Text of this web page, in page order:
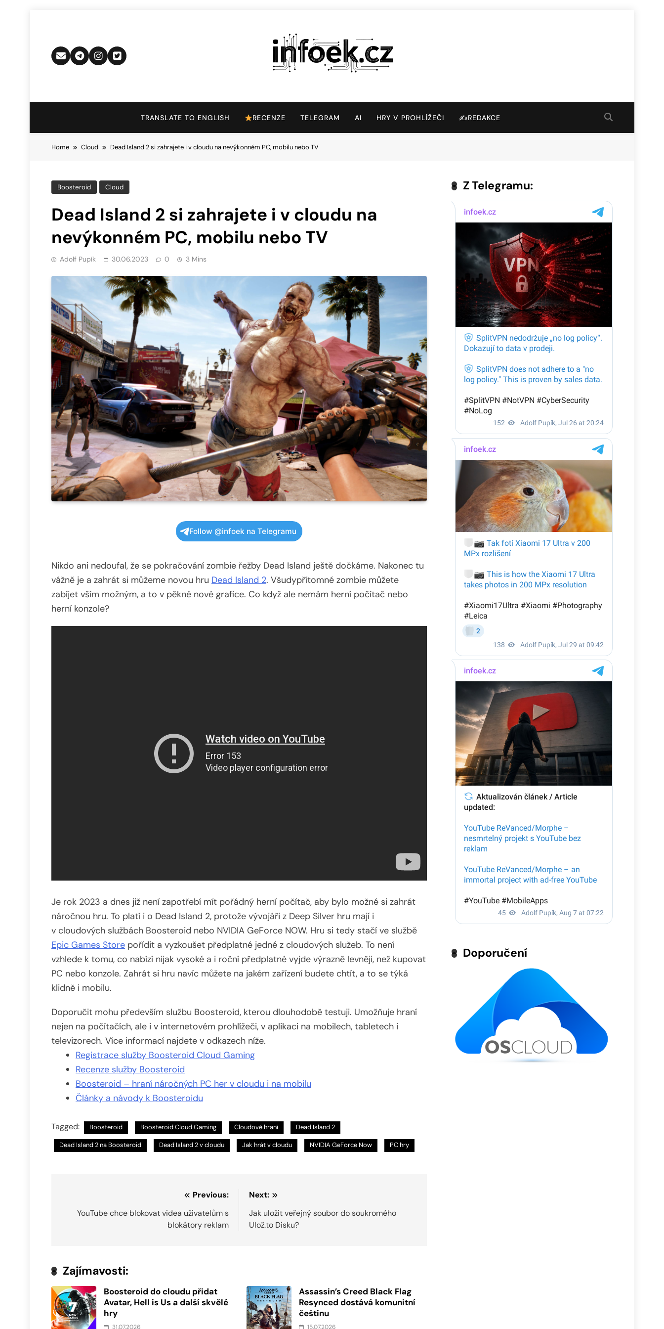
Infoek.cz
TRANSLATE TO ENGLISH RECENZE TELEGRAM AI HRY V PROHLÍŽEČI ✍️REDAKCE
Home Cloud Dead Island 2 si zahrajete i v cloudu na nevýkonném PC, mobilu nebo TV
Boosteroid Cloud
Dead Island 2 si zahrajete i v cloudu na
nevýkonném PC, mobilu nebo TV
Adolf Pupík 30.06.2023 0 3 Mins
Follow @infoek na Telegramu
Nikdo ani nedoufal, že se pokračování zombie řežby Dead Island ještě dočkáme. Nakonec tu
vážně je a zahrát si můžeme novou hru Dead Island 2. Všudypřítomné zombie můžete
zabíjet vším možným, a to v pěkné nové grafice. Co když ale nemám herní počítač nebo
herní konzole?
Je rok 2023 a dnes již není zapotřebí mít pořádný herní počítač, aby bylo možné si zahrát
náročnou hru. To platí i o Dead Island 2, protože vývojáři z Deep Silver hru mají i
v cloudových službách Boosteroid nebo NVIDIA GeForce NOW. Hru si tedy stačí ve službě
Epic Games Store pořídit a vyzkoušet předplatné jedné z cloudových služeb. To není
vzhlede k tomu, co nabízí nijak vysoké a i roční předplatné vyjde výrazně levněji, než kupovat
PC nebo konzole. Zahrát si hru navíc můžete na jakém zařízení budete chtít, a to se týká
klidně i mobilu.
Doporučit mohu především službu Boosteroid, kterou dlouhodobě testuji. Umožňuje hraní
nejen na počítačích, ale i v internetovém prohlížeči, v aplikaci na mobilech, tabletech i
televizorech. Více informací najdete v odkazech níže.
Registrace služby Boosteroid Cloud Gaming
Recenze služby Boosteroid
Boosteroid – hraní náročných PC her v cloudu i na mobilu
Články a návody k Boosteroidu
Tagged: Boosteroid Boosteroid Cloud Gaming Cloudové hraní Dead Island 2
Dead Island 2 na Boosteroid Dead Island 2 v cloudu Jak hrát v cloudu NVIDIA GeForce Now PC hry
pro
Previous:
YouTube chce blokovat videa uživatelům s
blokátory reklam
Next:
Jak uložit veřejný soubor do soukromého
Ulož.to Disku?
Zajímavosti:
Boosteroid do cloudu přidat
Avatar, Hell is Us a další skvělé
hry
31.07.2026
Assassin’s Creed Black Flag
Resynced dostává komunitní
češtinu
15.07.2026
Z Telegramu:
Doporučení